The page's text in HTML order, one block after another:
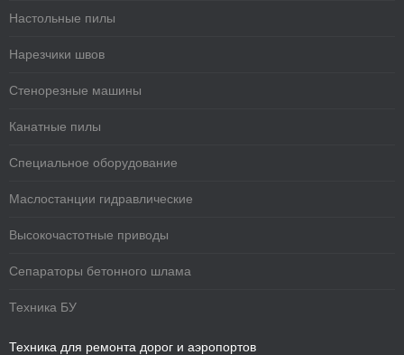
Настольные пилы
Нарезчики швов
Стенорезные машины
Канатные пилы
Специальное оборудование
Маслостанции гидравлические
Высокочастотные приводы
Сепараторы бетонного шлама
Техника БУ
Техника для ремонта дорог и аэропортов